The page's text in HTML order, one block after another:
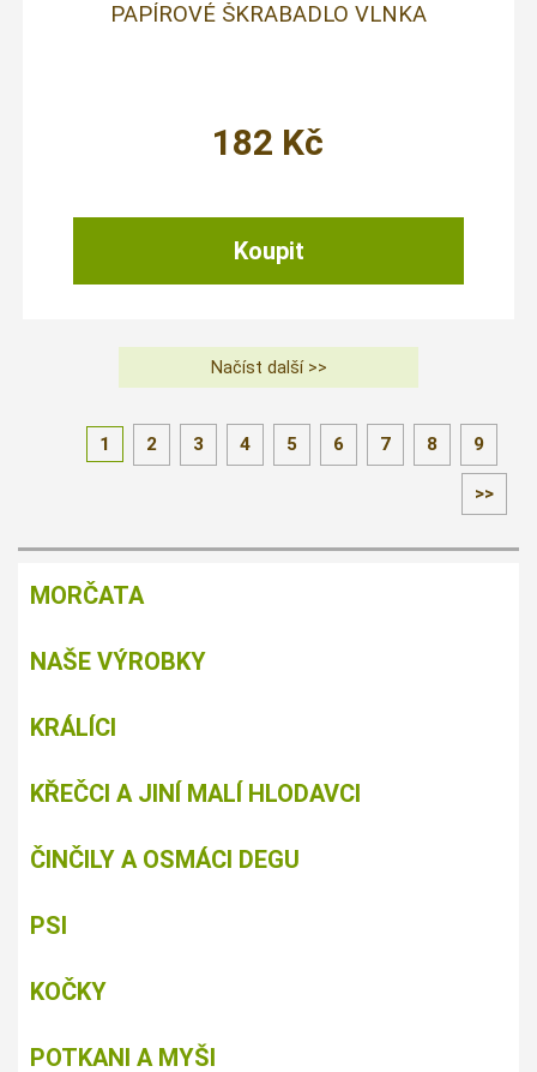
PAPÍROVÉ ŠKRABADLO VLNKA
182 Kč
1 2 3 4 5 6 7 8 9
>>
MORČATA
NAŠE VÝROBKY
KRÁLÍCI
KŘEČCI A JINÍ MALÍ HLODAVCI
ČINČILY A OSMÁCI DEGU
PSI
KOČKY
POTKANI A MYŠI